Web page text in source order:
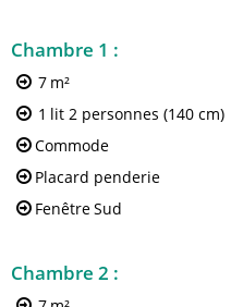
Chambre 1 :
7 m²
1 lit 2 personnes (140 cm)
Commode
Placard penderie
FenêtreSud
Chambre 2 :